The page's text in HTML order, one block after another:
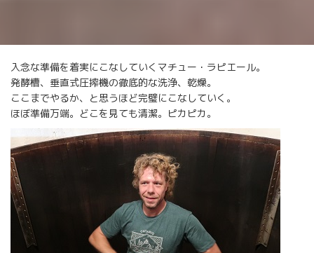
入念な準備を着実にこなしていくマチュー・ラピエール。
発酵槽、垂直式圧搾機の徹底的な洗浄、乾燥。
ここまでやるか、と思うほど完璧にこなしていく。
ほぼ準備万端。どこを見ても清潔。ピカピカ。